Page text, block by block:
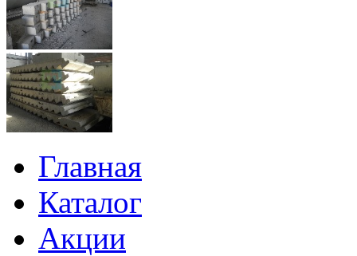
Главная
Каталог
Акции